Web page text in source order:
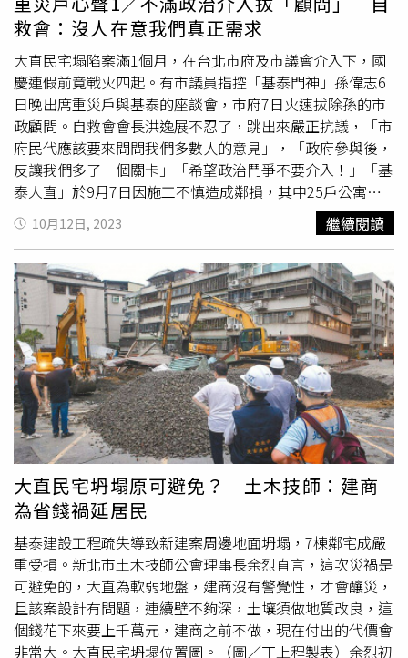
辦。仁愛警分局表示，南豐村是卡努颱風受創嚴重的災區之
一，目前因進行重建作業，近日皆有多部砂石車輛進出，竟
遭不肖人士鎖定成下手目標；廠商非法傾倒廢棄物除了違反
現行法規，也可能造成水質汙染、防洪安全疑慮；警方強調
會加強查緝傾倒廢棄物，將不法業者繩之以法。
救會：沒人在意我們真正需求
大直民宅塌陷案滿1個月，在台北市府及市議會介入下，國
慶連假前竟戰火四起。有市議員指控「基泰門神」孫偉志6
日晚出席重災戶與基泰的座談會，市府7日火速拔除孫的市
政顧問。自救會會長洪逸展不忍了，跳出來嚴正抗議，「市
府民代應該要來問問我們多數人的意見」，「政府參與後，
反讓我們多了一個關卡」「希望政治鬥爭不要介入！」「基
泰大直」於9月7日因施工不慎造成鄰損，其中25戶公寓下
陷1層樓，成為全台關注焦點，北市府不但下令基泰建案停
工，也朝公辦都更方式要參與協助，如今連民進黨市議員也
要關切，急於家園重建的重災戶傻眼且痛心。6日白天，民
進黨台北市議員陳怡君和台北市長蔣萬安才在市議會質詢
上，針對「基泰門神」疑慮拉高嗓門、唇槍舌戰，蔣萬安才
向陳怡君高喊「請拿出證據」；當晚，孫偉志現身基泰座談
會的照片，就被陳怡君貼上臉書。對於座談會被外界放大處
理，甚至遭部分民代、媒體曲解，就連扮演「協助角色」的
孫偉志也遭波，市府7日火速拔掉孫偉志市政顧問一職，自
救會不忍了，擔任會長的洪逸展接受CTWANT獨家專訪強
調，事發至今1個多月來，市府、民代皆未站在大多數重災
戶的立場關心需求，並預告13日將召開記者會向市府捍衛權
益。孫偉志(左)因6日出席基泰與重災戶座談會，遭市府拔
市政顧問一職，讓自救會不滿表示，「只是見我們一面就有
事，莫名其妙！」（圖／住戶提供）「基泰大直」25戶塌陷
重災戶，目前已超過20戶加入自救會，足以代表大多數住戶
想法與意見，也從一開始就表明「爭取住戶最大利益，不排
除與基泰合建」；另外約有3、4戶則始終持反對意見。洪逸
展接受CTWANT獨家專訪表示，「新聞指基泰煽動住戶，跟
事實有出入，這場座談會是自救會要求基泰開的，沒有煽動
的道理。那天知道基泰帶了市政顧問，我們很期待看怎麼把
10月12日, 2023 繼續閱讀
大直民宅坍塌原可避免？ 土木技師：建商
為省錢禍延居民
基泰建設工程疏失導致新建案周邊地面坍塌，7棟鄰宅成嚴
重受損。新北市土木技師公會理事長余烈直言，這次災禍是
可避免的，大直為軟弱地盤，建商沒有警覺性，才會釀災，
且該案設計有問題，連續壁不夠深，土壤須做地質改良，這
個錢花下來要上千萬元，建商之前不做，現在付出的代價會
非常大。大直民宅坍塌位置圖。（圖／丁上程製表）余烈初